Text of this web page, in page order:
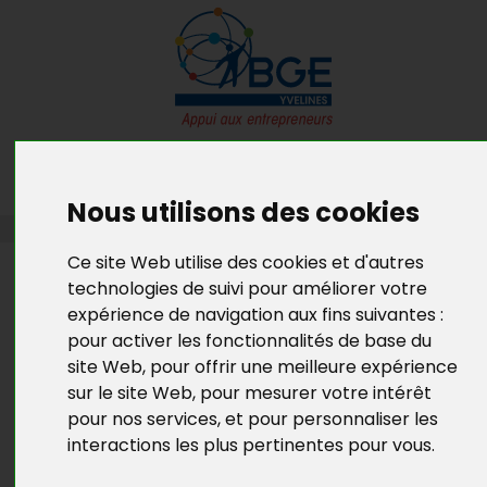
Nous utilisons des cookies
Ce site Web utilise des cookies et d'autres
technologies de suivi pour améliorer votre
expérience de navigation aux fins suivantes :
pour activer les fonctionnalités de base du
site Web, pour offrir une meilleure expérience
sur le site Web, pour mesurer votre intérêt
pour nos services,et pour personnaliser les
interactions les plus pertinentes pour vous.
PORTRAITS D'ENTREPRENEURS
PORTRAITS
D'ENTREPRENEURS
COLILIE HABILLE LES PETITES !
Corinne BELLANOVA a créé, le 2 janvier 2012, la
société COLILIE, e-commerce de vêtements pour